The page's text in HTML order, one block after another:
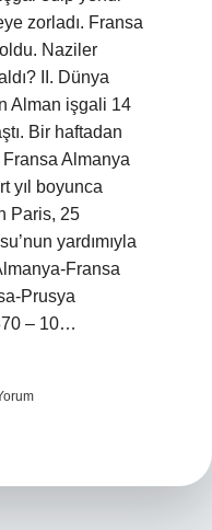
zorladı. Fransa
Naziler
II. Dünya
Alman işgali 14
Bir haftadan
Almanya
yıl boyunca
Paris, 25
yardımıyla
Fransa
Prusya
– 10…